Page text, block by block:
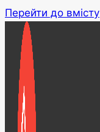
Перейти до вмісту